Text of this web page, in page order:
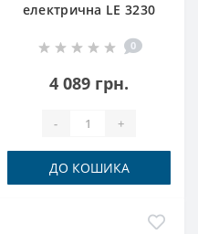
електрична LE 3230
0
4 089 грн.
- +
ДО КОШИКА